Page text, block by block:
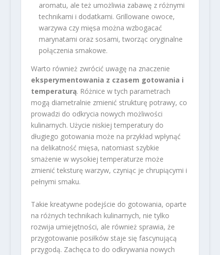
aromatu, ale też umożliwia zabawę z różnymi
technikami i dodatkami. Grillowane owoce,
warzywa czy mięsa można wzbogacać
marynatami oraz sosami, tworząc oryginalne
połączenia smakowe.
Warto również zwrócić uwagę na znaczenie
eksperymentowania z czasem gotowania i
temperaturą. Różnice w tych parametrach
mogą diametralnie zmienić strukturę potrawy, co
prowadzi do odkrycia nowych możliwości
kulinarnych. Użycie niskiej temperatury do
długiego gotowania może na przykład wpłynąć
na delikatność mięsa, natomiast szybkie
smażenie w wysokiej temperaturze może
zmienić teksturę warzyw, czyniąc je chrupiącymi i
pełnymi smaku.
Takie kreatywne podejście do gotowania, oparte
na różnych technikach kulinarnych, nie tylko
rozwija umiejętności, ale również sprawia, że
przygotowanie posiłków staje się fascynującą
przygodą. Zachęca to do odkrywania nowych